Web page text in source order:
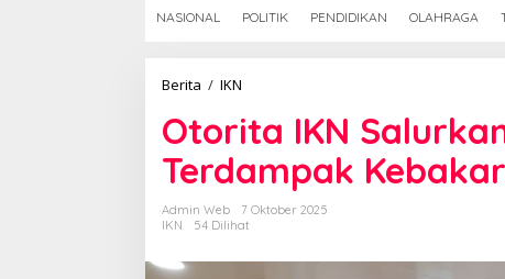
M
NASIONAL POLITIK PENDIDIKAN OLAHRAGA
Berita / IKN
Salurkan
Bantuan
untuk
Pekerja
Terdampak
Kebakaran
Konstruksi
Otorita IKN
Terdampak
Admin Web
7 Oktober 2025
IKN
54 Dilihat